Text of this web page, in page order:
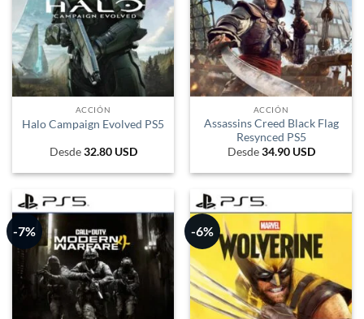
ACCIÓN
Halo Campaign Evolved PS5
Desde32.80 USD
ACCIÓN
Assassins Creed Black Flag
Resynced PS5
Desde34.90 USD
-7% -6%